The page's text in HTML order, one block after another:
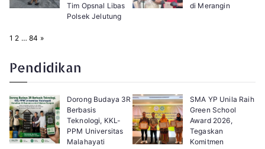
Tim Opsnal Libas
Polsek Jelutung
di Merangin
P
:
1 2 … 84 N
»
Pendidikan
Dorong Budaya 3R
Berbasis
Teknologi, KKL-
PPM Universitas
Malahayati
SMA YP Unila Raih
Green School
Award 2026,
Tegaskan
Komitmen